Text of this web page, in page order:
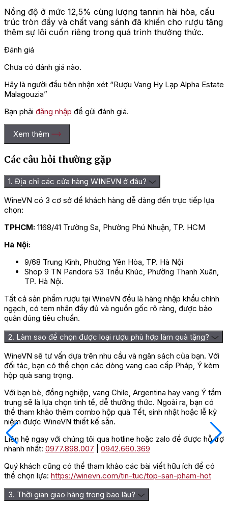
Nồng độ ở mức 12,5% cùng lượng tannin hài hòa, cấu
trúc tròn đầy và chất vang sánh đã khiến cho rượu tăng
thêm sự lôi cuốn riêng trong quá trình thưởng thức.
Đánh giá
Chưa có đánh giá nào.
Hãy là người đầu tiên nhận xét “Rượu Vang Hy Lạp Alpha Estate
Malagouzia”
Bạn phải đăng nhập để gửi đánh giá.
Xem thêm
Các câu hỏi thường gặp
1. Địa chỉ các cửa hàng WINEVN ở đâu?
WineVN có 3 cơ sở để khách hàng dễ dàng đến trực tiếp lựa
chọn:
TPHCM: 1168/41 Trường Sa, Phường Phú Nhuận, TP. HCM
Hà Nội:
9/68 Trung Kính, Phường Yên Hòa, TP. Hà Nội
Shop 9 TN Pandora 53 Triều Khúc, Phường Thanh Xuân,
TP. Hà Nội.
Tất cả sản phẩm rượu tại WineVN đều là hàng nhập khẩu chính
ngạch, có tem nhãn đầy đủ và nguồn gốc rõ ràng, được bảo
quản đúng tiêu chuẩn.
2. Làm sao để chọn được loại rượu phù hợp làm quà tặng?
WineVN sẽ tư vấn dựa trên nhu cầu và ngân sách của bạn. Với
đối tác, bạn có thể chọn các dòng vang cao cấp Pháp, Ý kèm
hộp quà sang trọng.
Với bạn bè, đồng nghiệp, vang Chile, Argentina hay vang Ý tầm
trung sẽ là lựa chọn tinh tế, dễ thưởng thức. Ngoài ra, bạn có
thể tham khảo thêm combo hộp quà Tết, sinh nhật hoặc lễ kỷ
niệm được WineVN thiết kế sẵn.
Liên hệ ngay với chúng tôi qua hotline hoặc zalo để được hỗ trợ
nhanh nhất: 0977.898.007
0942.660.369
Quý khách cũng có thể tham khảo các bài viết hữu ích để có
thể chọn lựa: https://winevn.com/tin-tuc/top-san-pham-hot
3. Thời gian giao hàng trong bao lâu?